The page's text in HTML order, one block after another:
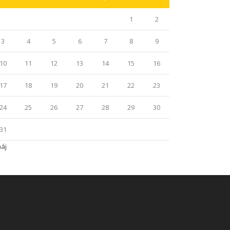
1 2
3 4 5 6 7 8 9
11 12 13 14 15 16
18 19 20 21 22 23
25 26 27 28 29 30